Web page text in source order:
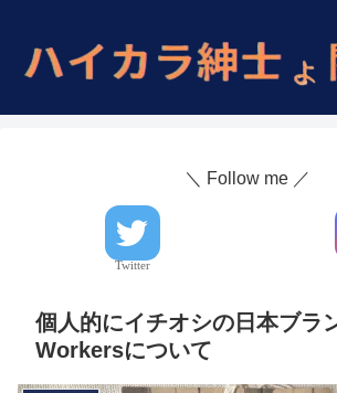
＼ Follow me ／
Twitter
個人的にイチオシの日本ブラ
Workersについて